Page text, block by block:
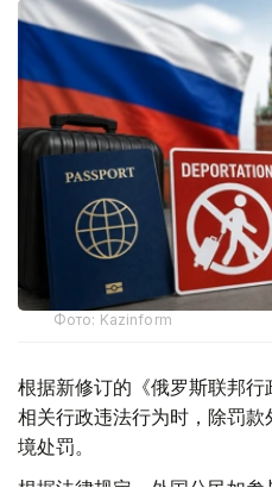
Фото: Kazinform
根据新修订的《俄罗斯联邦
相关行政违法行为时，除罚
境处罚。
根据法律规定，外国公民如